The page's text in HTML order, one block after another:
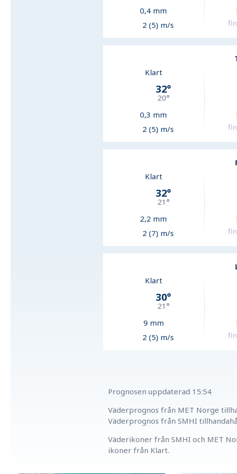
0,4 mm
2 (5) m/s
Klart
32°
20°
0,3 mm
2 (5) m/s
Klart
32°
21 °
2,2 mm
2 (7) m/s
Klart
30°
21 °
9 mm
2 (5) m/s
Prognosen uppdaterad 15:54
Väderprognos från MET Norge
Väderprognos från SMHI
Väderikoner från SMHI och MET
ikoner från Klart.